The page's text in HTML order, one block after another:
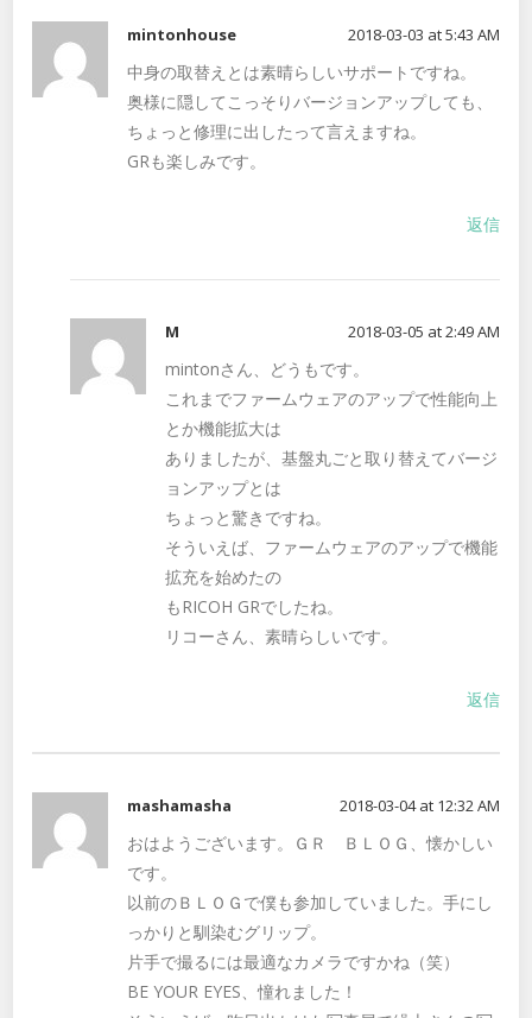
mintonhouse 2018-03-03 at 5:43 AM
中身の取替えとは素晴らしいサポートですね。
奥様に隠してこっそりバージョンアップしても、
ちょっと修理に出したって言えますね。
GRも楽しみです。
返信
M 2018-03-05 at 2:49 AM
mintonさん、どうもです。
これまでファームウェアのアップで性能向上
とか機能拡大は
ありましたが、基盤丸ごと取り替えてバージ
ョンアップとは
ちょっと驚きですね。
そういえば、ファームウェアのアップで機能
拡充を始めたの
もRICOH GRでしたね。
リコーさん、素晴らしいです。
返信
mashamasha 2018-03-04 at 12:32 AM
おはようございます。ＧＲ ＢＬＯＧ、懐かしい
です。
以前のＢＬＯＧで僕も参加していました。手にし
っかりと馴染むグリップ。
片手で撮るには最適なカメラですかね（笑）
BE YOUR EYES、憧れました！